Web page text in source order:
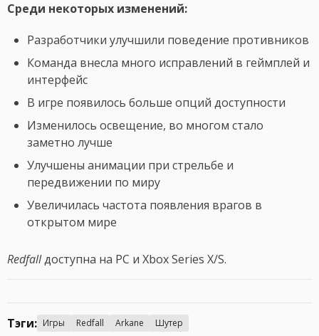
Среди некоторых изменений:
Разработчики улучшили поведение противников
Команда внесла много исправлений в геймплей и
интерфейс
В игре появилось больше опций доступности
Изменилось освещение, во многом стало
заметно лучше
Улучшены анимации при стрельбе и
передвижении по миру
Увеличилась частота появления врагов в
открытом мире
Redfallдоступна на PC и Xbox Series X/S.
Тэги: Игры Redfall Arkane Шутер